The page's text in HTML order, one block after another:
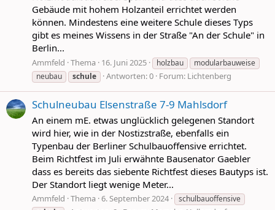
Gebäude mit hohem Holzanteil errichtet werden
können. Mindestens eine weitere Schule dieses Typs
gibt es meines Wissens in der Straße "An der Schule" in
Berlin...
Ammfeld Thema 16. Juni 2025 holzbau
modularbauweise
neubau
schule Antworten: 0 Forum: Lichtenberg
Schulneubau Elsenstraße 7-9 Mahlsdorf
An einem mE. etwas unglücklich gelegenen Standort
wird hier, wie in der Nostizstraße, ebenfalls ein
Typenbau der Berliner Schulbauoffensive errichtet.
Beim Richtfest im Juli erwähnte Bausenator Gaebler
dass es bereits das siebente Richtfest dieses Bautyps ist.
Der Standort liegt wenige Meter...
Ammfeld Thema 6. September 2024
schulbauoffensive